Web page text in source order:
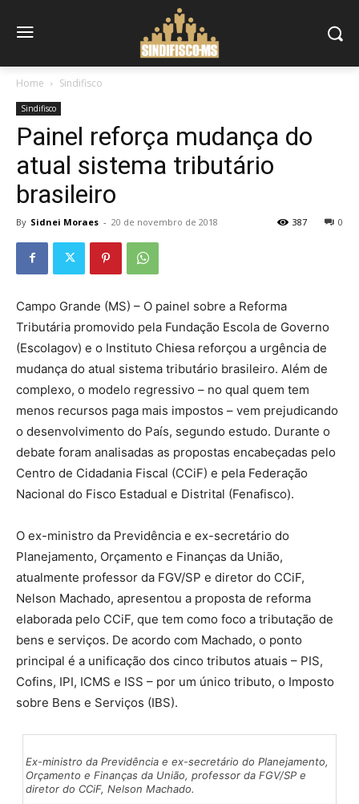
Home Sindifisco
Sindifisco
Painel reforça mudança do
atual sistema tributário
brasileiro
By Sidnei Moraes - 20 de novembro de 2018 0
387
Campo Grande (MS) – O painel sobre a Reforma
Tributária promovido pela Fundação Escola de Governo
(Escolagov) e o Instituto Chiesa reforçou a urgência de
mudança do atual sistema tributário brasileiro. Além de
complexo, o modelo regressivo – no qual quem tem
menos recursos paga mais impostos – vem prejudicando
o desenvolvimento do País, segundo estudo. Durante o
debate foram analisadas as propostas encabeçadas pelo
Centro de Cidadania Fiscal (CCiF) e pela Federação
Nacional do Fisco Estadual e Distrital (Fenafisco).
O ex-ministro da Previdência e ex-secretário do
Planejamento, Orçamento e Finanças da União,
atualmente professor da FGV/SP e diretor do CCiF,
Nelson Machado, apresentou a proposta de reforma
elaborada pelo CCiF, que tem como foco a tributação de
bens e serviços. De acordo com Machado, o ponto
principal é a unificação dos cinco tributos atuais – PIS,
Cofins, IPI, ICMS e ISS – por um único tributo, o Imposto
sobre Bens e Serviços (IBS).
Ex-ministro da Previdência e ex-secretário do Planejamento,
Orçamento e Finanças da União, professor da FGV/SP e
diretor do CCiF, Nelson Machado.